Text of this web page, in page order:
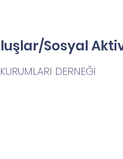
Sosyal
DERNEĞİ